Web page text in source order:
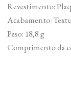
Revestimento:
Acabamento:
Peso: 18,8 g
Comprimento da